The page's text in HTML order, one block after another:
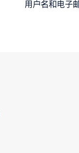
用户名和电子